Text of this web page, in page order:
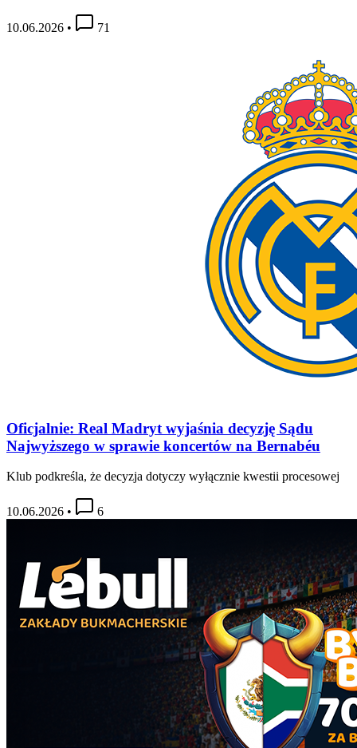
10.06.2026 • 71
Oficjalnie: Real Madryt wyjaśnia decyzję Sądu
Najwyższego w sprawie koncertów na Bernabéu
Klub podkreśla, że decyzja dotyczy wyłącznie kwestii procesowej
10.06.2026 • 6